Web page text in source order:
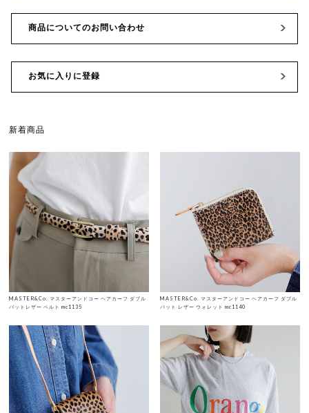
商品についてのお問い合わせ
お気に入りに登録
新着商品
MASTER&Co. マスターアンドコー ヘアカーフ ダブル
バットレザー ベルト mc1135
MASTER&Co. マスターアンドコー ヘアカーフ ダブル
バット レザー ウォレット mc1140